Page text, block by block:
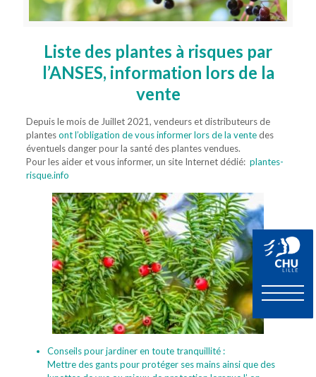
Liste des plantes à risques par
l’ANSES, information lors de la
vente
Depuis le mois de Juillet 2021, vendeurs et distributeurs de
plantesont l’obligation de vous informer lors de la ventedes
éventuels danger pour la santé des plantes vendues.
Pour les aider et vous informer, un site Internet dédié: plantes-
risque.info
Conseils pour jardiner en toute tranquillité :
Mettre des gants pour protéger ses mains ainsi que des